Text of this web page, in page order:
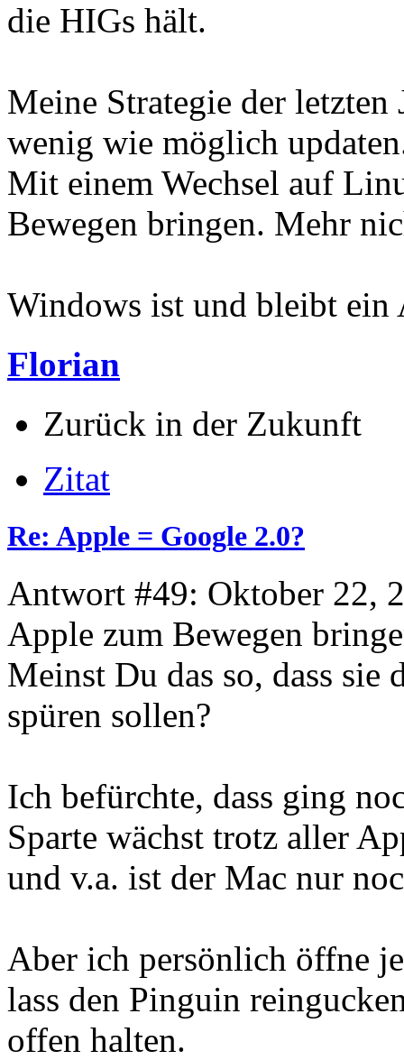
die HIGs hält.
Meine Strategie der letzten
wenig wie möglich
Mit einem Wechsel auf
Bewegen bringen. Mehr
Windows ist und bleibt ein
Florian
Zurück in der Zukunft
Zitat
Re: Apple = Google 2.0?
Antwort #49: Oktober 22,
Apple zum Bewegen
Meinst Du das so, dass sie
spüren sollen?
Ich befürchte, dass ging
Sparte wächst trotz aller
und v.a. ist der Mac nur
Aber ich persönlich öffne
lass den Pinguin
offen halten.